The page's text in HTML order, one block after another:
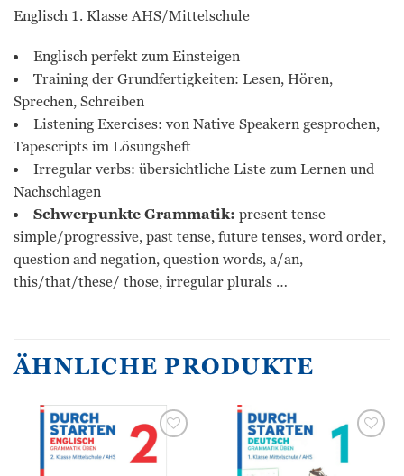
Englisch 1. Klasse AHS/Mittelschule
Englisch perfekt zum Einsteigen
Training der Grundfertigkeiten: Lesen, Hören,
Sprechen, Schreiben
Listening Exercises: von Native Speakern gesprochen,
Tapescripts im Lösungsheft
Irregular verbs: übersichtliche Liste zum Lernen und
Nachschlagen
Schwerpunkte Grammatik: present tense
simple/progressive, past tense, future tenses, word order,
question and negation, question words, a/an,
this/that/these/ those, irregular plurals …
ÄHNLICHE PRODUKTE
Zur
Wunschliste
Wunschliste